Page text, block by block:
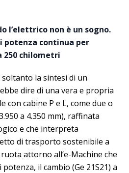
l’elettrico non è un sogno.
potenza continua per
250 chilometri
la sintesi di un
dire di una vera e propria
con cabine P e L, come due o
a 4.350 mm), raffinata
e che interpreta
di trasporto sostenibile a
attorno all’e-Machine che
il cambio (Ge 21S21) a